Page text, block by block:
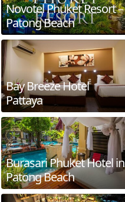
Novotel Phuket Resort –
Patong Beach
Bay Breeze Hotel
Pattaya
Burasari Phuket Hotel in
Patong Beach